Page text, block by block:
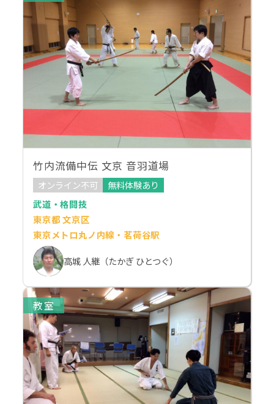
竹内流備中伝 文京 音羽道場
オンライン不可
無料体験あり
武道・格闘技
東京都 文京区
東京メトロ丸ノ内線・茗荷谷駅
高城 人継（たかぎ ひとつぐ）
教室